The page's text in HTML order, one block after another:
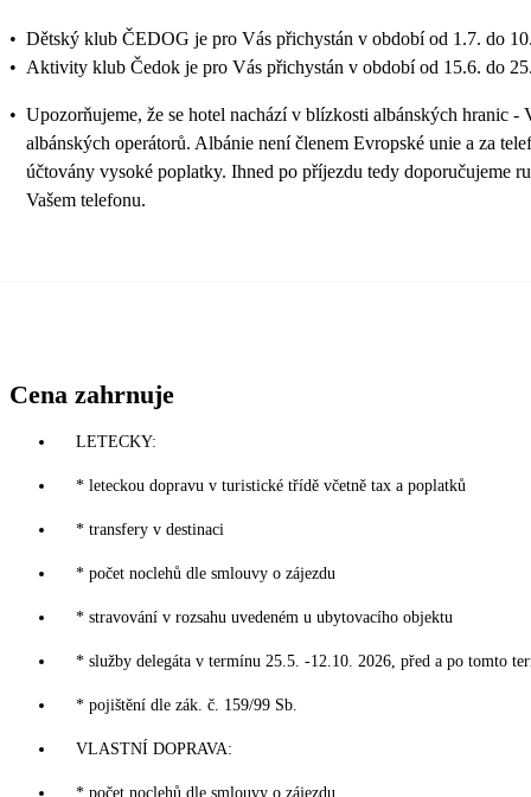
• Dětský klub ČEDOG je pro Vás přichystán v období od 1.7. do
• Aktivity klub Čedok je pro Vás přichystán v období od 15.6. do
• Upozorňujeme, že se hotel nachází v blízkosti albánských hranic -
albánských operátorů. Albánie není členem Evropské unie a za
účtovány vysoké poplatky. Ihned po příjezdu tedy doporučujeme
Vašem telefonu.
Cena zahrnuje
LETECKY:
* leteckou dopravu v turistické třídě včetně tax a poplatků
* transfery v destinaci
* počet noclehů dle smlouvy o zájezdu
* stravování v rozsahu uvedeném u ubytovacího objektu
* služby delegáta v termínu 25.5. -12.10. 2026, před a po tomto
* pojištění dle zák. č. 159/99 Sb.
VLASTNÍ DOPRAVA:
* počet noclehů dle smlouvy o zájezdu